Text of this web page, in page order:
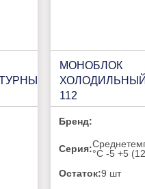
МОНОБЛОК
ХОЛОДИЛЬНЫЙ
112
Бренд:
Серия:°C -5 +5
Остаток:9 шт